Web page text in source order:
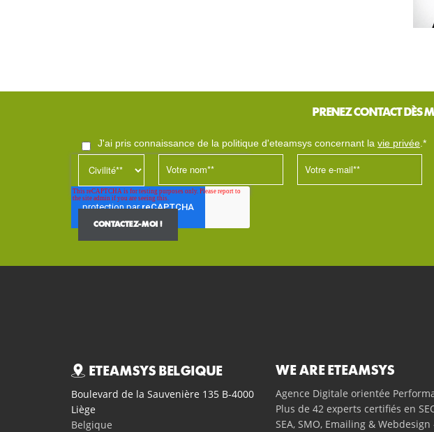
PRENEZ CONTACT DÈS
j'ai pris connaissance de la politique d'eteamsys concernant la vie privée.*
ETEAMSYS BELGIQUE
Boulevard de la Sauvenière 135 B-4000
Liège
Belgique
WE ARE ETEAMSYS
Agence Digitale orientée
Plus de 42 experts certifiés en
SEA, SMO, Emailing & Webdesign